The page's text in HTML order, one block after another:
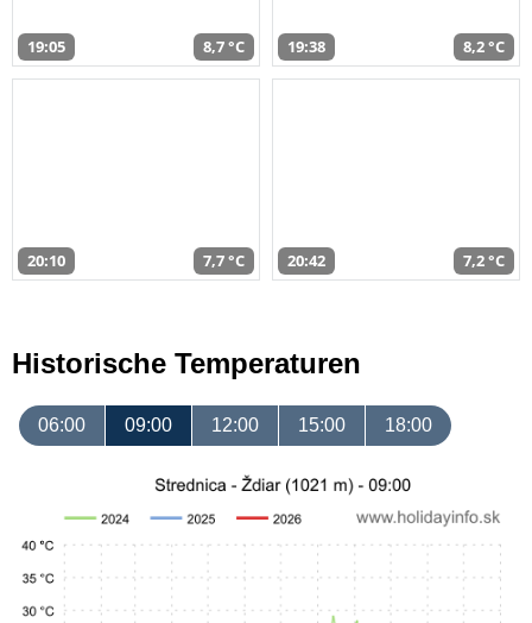
19:05 8,7 °C 19:38 8,2 °C
20:10 7,7 °C 20:42 7,2 °C
Historische Temperaturen
06:00 09:00 12:00 15:00 18:00